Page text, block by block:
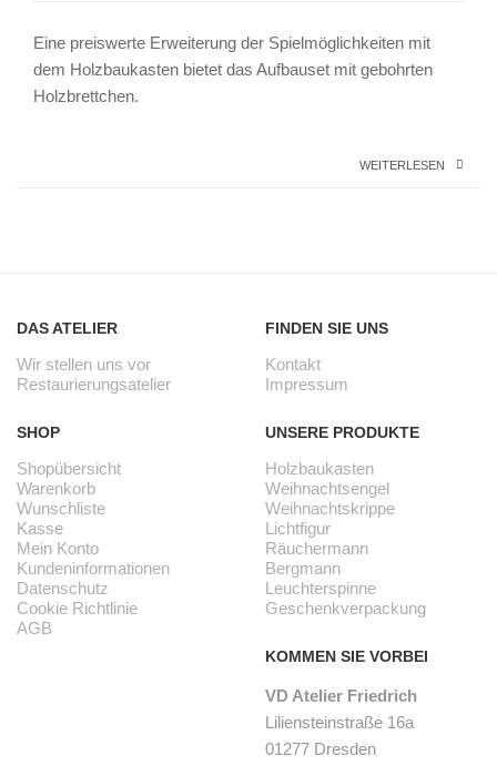
Eine preiswerte Erweiterung der Spielmöglichkeiten mit
dem Holzbaukasten bietet das Aufbauset mit gebohrten
Holzbrettchen.
WEITERLESEN
DAS ATELIER
Wir stellen uns vor
Restaurierungsatelier
SHOP
Shopübersicht
Warenkorb
Wunschliste
Kasse
Mein Konto
Kundeninformationen
Datenschutz
Cookie Richtlinie
AGB
FINDEN SIE UNS
Kontakt
Impressum
UNSERE PRODUKTE
Holzbaukasten
Weihnachtsengel
Weihnachtskrippe
Lichtfigur
Räuchermann
Bergmann
Leuchterspinne
Geschenkverpackung
KOMMEN SIE VORBEI
VD Atelier Friedrich
Liliensteinstraße 16a
01277 Dresden